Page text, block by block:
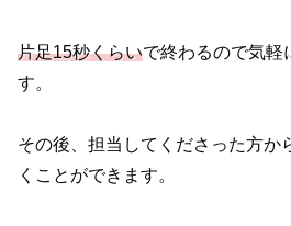
片足15秒くらいで終わるので気軽
す。
その後、担当してくださった方か
くことができます。